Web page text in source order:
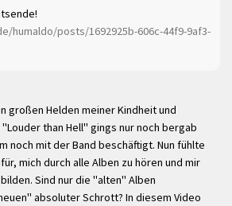
humaldo/posts/1692925b-606c-44f9-9af3-
großen Helden meiner Kindheit und
than Hell" gings nur noch bergab
noch mit der Band beschäftigt. Nun fühlte
mich durch alle Alben zu hören und mir
Sind nur die "alten" Alben
absoluter Schrott? In diesem Video